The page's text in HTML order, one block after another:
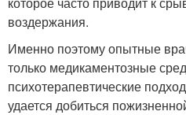
воздержания.
Именно поэтому опытные
только медикаментозные
психотерапевтические
удается добиться